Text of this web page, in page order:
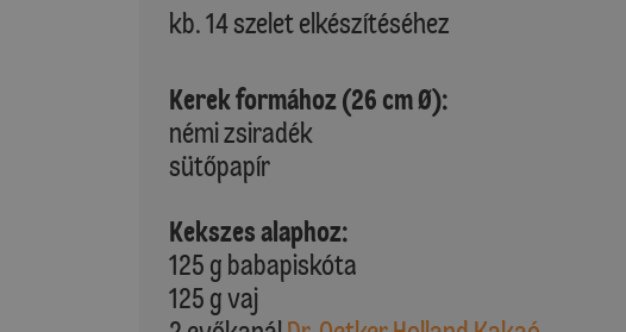
kb. 14 szelet elkészítéséhez
Kerek formához (26 cm Ø):
némi zsiradék
sütőpapír
Kekszes alaphoz:
125 g babapiskóta
125 g vaj